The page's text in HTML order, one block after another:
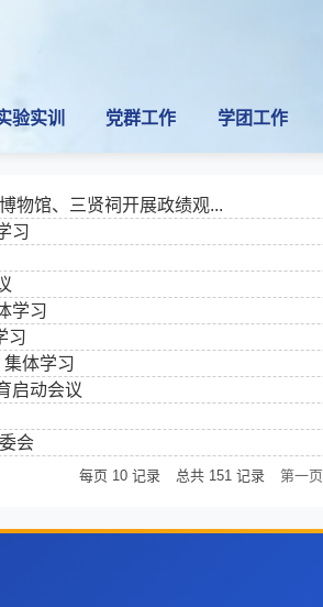
验实训 党群工作 学团工作
物馆、三贤祠开展政绩观...
习
学习
习
体学习
启动会议
会
每页 10 记录 总共 151 记录 第一页